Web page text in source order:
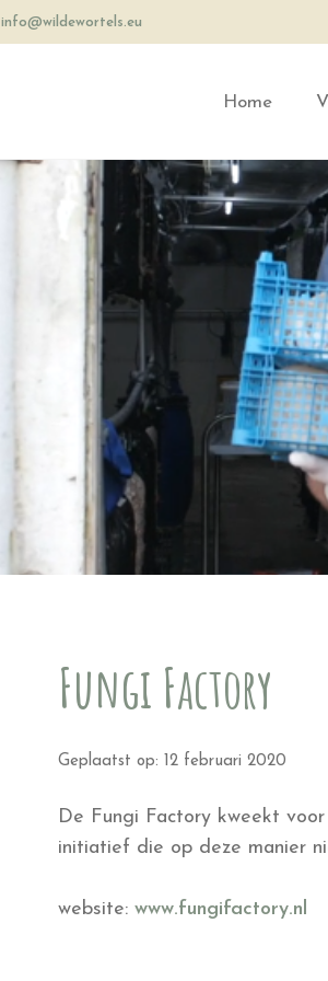
info@wildewortels.eu
Home
Fungi Factory
Geplaatst op: 12 februari 2020
De Fungi Factory kweekt
initiatief die op deze manier
website: www.fungifactory.nl